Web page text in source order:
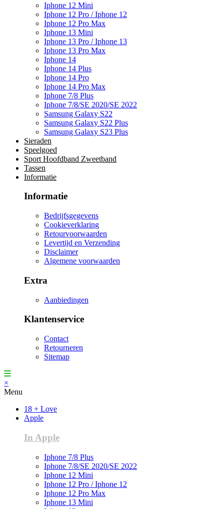
Iphone 12 Mini
Iphone 12 Pro / Iphone 12
Iphone 12 Pro Max
Iphone 13 Mini
Iphone 13 Pro / Iphone 13
Iphone 13 Pro Max
Iphone 14
Iphone 14 Plus
Iphone 14 Pro
Iphone 14 Pro Max
Iphone 7/8 Plus
Iphone 7/8/SE 2020/SE 2022
Samsung Galaxy S22
Samsung Galaxy S22 Plus
Samsung Galaxy S23 Plus
Sieraden
Speelgoed
Sport Hoofdband Zweetband
Tassen
Informatie
Informatie
Bedrijfsgegevens
Cookieverklaring
Retourvoorwaarden
Levertijd en Verzending
Disclaimer
Algemene voorwaarden
Extra
Aanbiedingen
Klantenservice
Contact
Retourneren
Sitemap
×
Menu
18 + Love
Apple
In Apple
Iphone 7/8 Plus
Iphone 7/8/SE 2020/SE 2022
Iphone 12 Mini
Iphone 12 Pro / Iphone 12
Iphone 12 Pro Max
Iphone 13 Mini